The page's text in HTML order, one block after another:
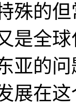
殊的
是全
亚的
展在